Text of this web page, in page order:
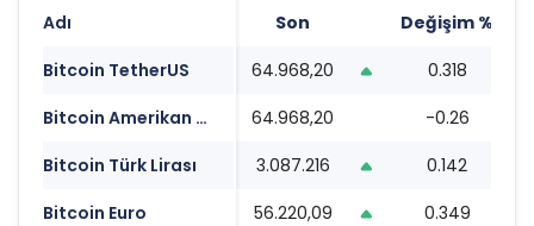
Adı Son Değişim %
Bitcoin TetherUS
64.968,20 0.318
Bitcoin Amerikan Doları
64.968,20 -0.26
Bitcoin Türk Lirası
3.087.216 0.142
Bitcoin Euro
56.220,09 0.349